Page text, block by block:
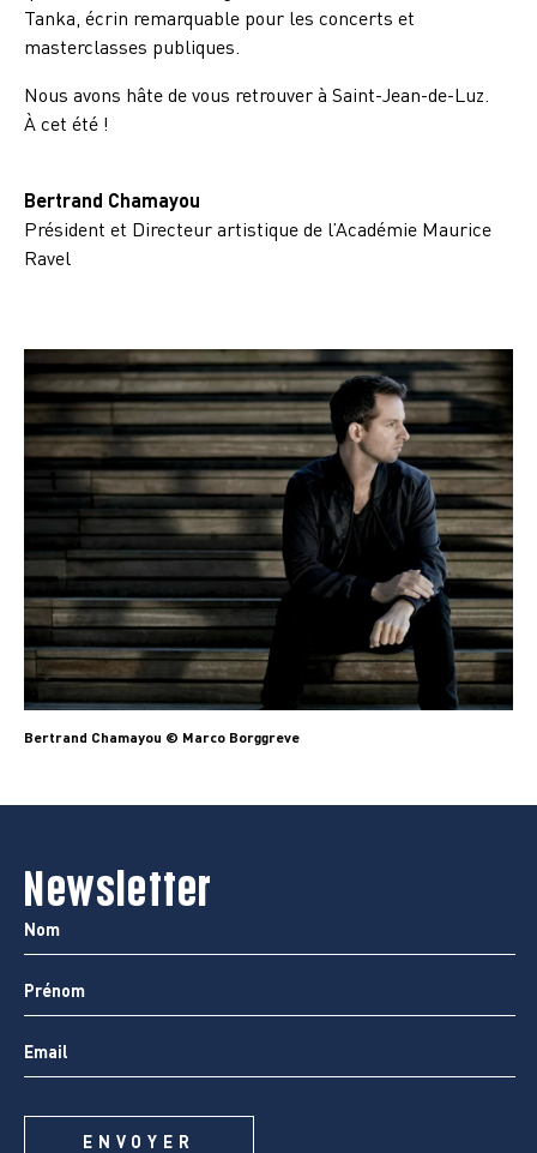
Tanka, écrin remarquable pour les concerts et
masterclasses publiques.
Nous avons hâte de vous retrouver à Saint-Jean-de-Luz.
À cet été !
Bertrand Chamayou
Président et Directeur artistique de l’Académie Maurice
Ravel
Bertrand Chamayou © Marco Borggreve
Newsletter